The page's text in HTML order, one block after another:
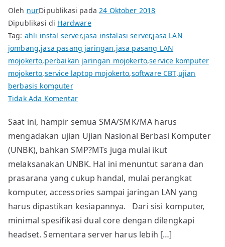
Oleh nurDipublikasi pada24 Oktober 2018
Dipublikasi di Hardware
Tag: ahli instal server,jasa instalasi server,jasa LAN
jombang,jasa pasang jaringan,jasa pasang LAN
mojokerto,perbaikan jaringan mojokerto,service komputer
mojokerto,service laptop mojokerto,software CBT,ujian
berbasis komputer
Tidak Ada Komentarpada
Jaringan
LAN
untuk
UNBK
Saat ini, hampir semua SMA/SMK/MA harus
mengadakan ujian Ujian Nasional Berbasi Komputer
(UNBK), bahkan SMP?MTs juga mulai ikut
melaksanakan UNBK. Hal ini menuntut sarana dan
prasarana yang cukup handal, mulai perangkat
komputer, accessories sampai jaringan LAN yang
harus dipastikan kesiapannya. Dari sisi komputer,
minimal spesifikasi dual core dengan dilengkapi
headset. Sementara server harus lebih […]